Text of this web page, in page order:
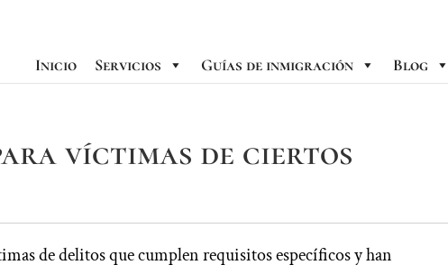
Inicio Servicios Guías de inmigración Blog
víctimas de ciertos
de delitos que cumplen requisitos específicos y han